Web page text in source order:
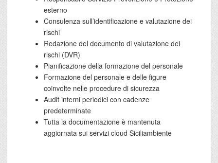
esterno
Consulenza sull’identificazione e valutazione dei
rischi
Redazione del documento di valutazione dei
rischi (DVR)
Pianificazione della formazione del personale
Formazione del personale e delle figure
coinvolte nelle procedure di sicurezza
Audit interni periodici con cadenze
predeterminate
Tutta la documentazione è mantenuta
aggiornata sui servizi cloud Siciliambiente